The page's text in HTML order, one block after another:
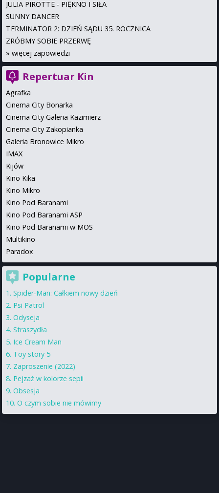
JULIA PIROTTE - PIĘKNO I SIŁA
SUNNY DANCER
TERMINATOR 2: DZIEŃ SĄDU 35. ROCZNICA
ZRÓBMY SOBIE PRZERWĘ
» więcej zapowiedzi
Repertuar Kin
Agrafka
Cinema City Bonarka
Cinema City Galeria Kazimierz
Cinema City Zakopianka
Galeria Bronowice Mikro
IMAX
Kijów
Kino Kika
Kino Mikro
Kino Pod Baranami
Kino Pod Baranami ASP
Kino Pod Baranami w MOS
Multikino
Paradox
Popularne
Spider-Man: Całkiem nowy dzień
Psi Patrol
Odyseja
Straszydła
Ice Cream Man
Toy story 5
Zaproszenie (2022)
Pejzaż w kolorze sepii
Obsesja
O czym sobie nie mówimy